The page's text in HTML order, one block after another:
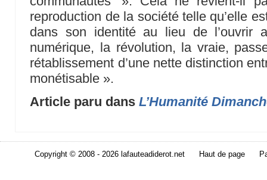
reproduction de la société telle qu’elle
dans son identité au lieu de l’ouvrir
numérique, la révolution, la vraie,
rétablissement d’une nette distinction
monétisable ».
Article paru dansL’Humanité
Copyright © 2008 - 2026 lafauteadiderot.net Haut de page